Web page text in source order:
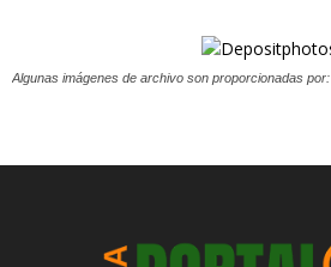
Algunas imágenes de archivo son proporcionadas por: